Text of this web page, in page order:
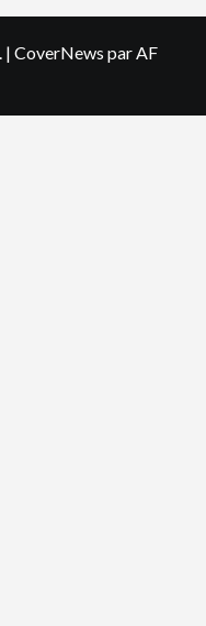
| CoverNews par AF